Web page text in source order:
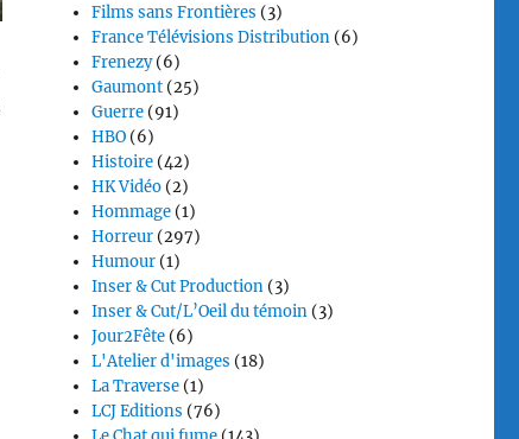
Films sans Frontières (3)
France Télévisions Distribution (6)
Frenezy(6)
Gaumont (25)
Guerre (91)
HBO (6)
Histoire (42)
HK Vidéo (2)
Hommage (1)
Horreur (297)
Humour (1)
Inser & Cut Production (3)
Inser & Cut/L’Oeil du témoin (3)
Jour2Fête (6)
L'Atelier d'images (18)
La Traverse (1)
LCJ Editions (76)